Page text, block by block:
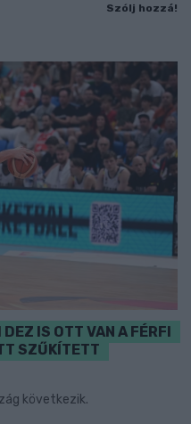
Szólj hozzá!
IS OTT VAN A FÉRFI
SZŰKÍTETT
következik.